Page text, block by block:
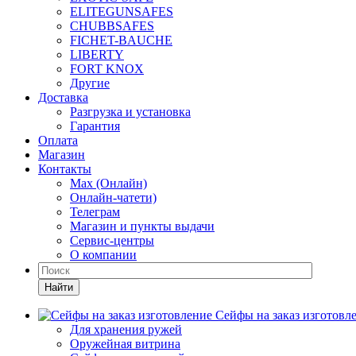
ELITEGUNSAFES
CHUBBSAFES
FICHET-BAUCHE
LIBERTY
FORT KNOX
Другие
Доставка
Разгрузка и установка
Гарантия
Оплата
Магазин
Контакты
Max (Онлайн)
Онлайн-чатети)
Телеграм
Магазин и пункты выдачи
Сервис-центры
О компании
Найти
Сейфы на заказ
Для хранения ружей
Оружейная витрина